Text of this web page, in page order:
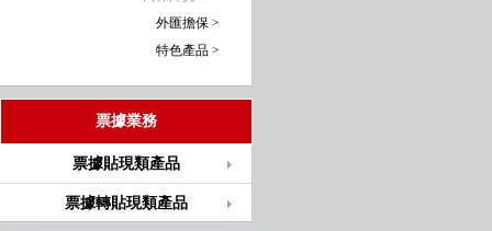
外匯擔保 >
特色產品 >
票據業務
票據貼現類產品
票據轉貼現類產品